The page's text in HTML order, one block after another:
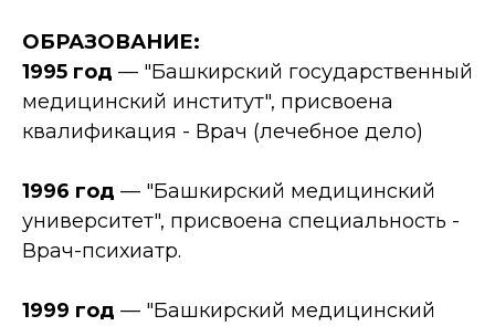
ОБРАЗОВАНИЕ:
1995 год — "Башкирский государственный
медицинский институт", присвоена
квалификация - Врач (лечебное дело)
1996 год — "Башкирский медицинский
университет", присвоена специальность -
Врач-психиатр.
1999 год — "Башкирский медицинский